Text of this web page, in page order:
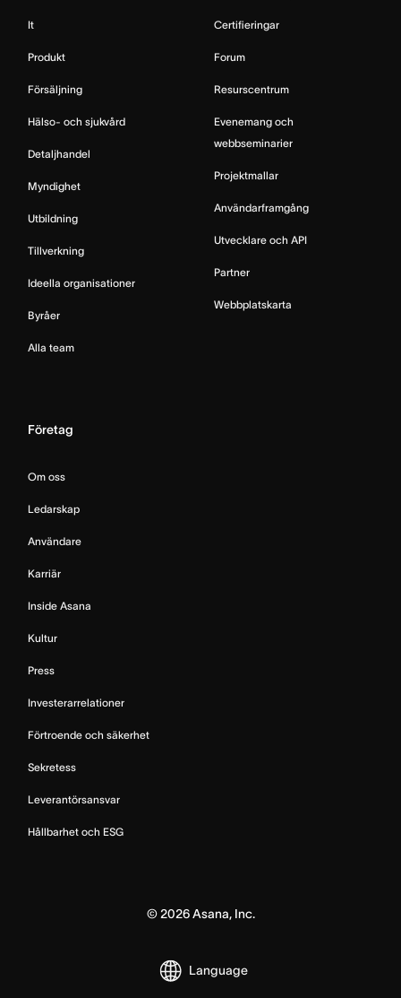
It
Produkt
Försäljning
Hälso- och sjukvård
Detaljhandel
Myndighet
Utbildning
Tillverkning
Ideella organisationer
Byråer
Alla team
Certifieringar
Forum
Resurscentrum
Evenemang och
webbseminarier
Projektmallar
Användarframgång
Utvecklare och API
Partner
Webbplatskarta
Företag
Om oss
Ledarskap
Användare
Karriär
Inside Asana
Kultur
Press
Investerarrelationer
Förtroende och säkerhet
Sekretess
Leverantörsansvar
Hållbarhet och ESG
© 2026Asana, Inc.
Language